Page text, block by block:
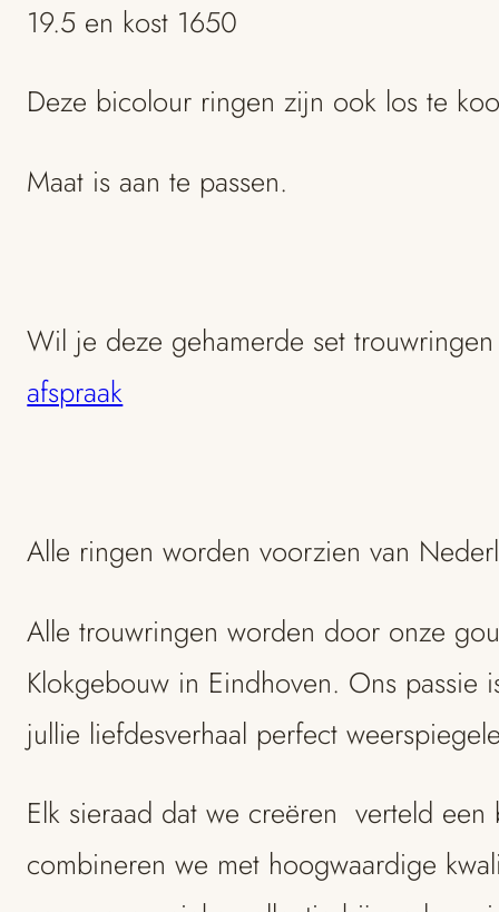
19.5 en kost 1650
Deze bicolour ringen zijn ook los te
Maat is aan te passen.
Wil je deze gehamerde set
afspraak
Alle ringen worden voorzien van
Alle trouwringen worden door onze
Klokgebouw in Eindhoven. Ons
jullie liefdesverhaal perfect
Elk sieraad dat we creëren verteld
combineren we met hoogwaardige